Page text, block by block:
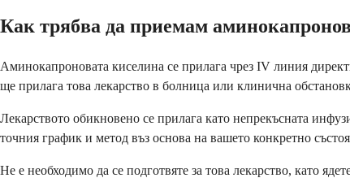
Как трябва да приемам
Аминокапроновата киселина се прилага чрез IV линия
ще прилага това лекарство в болница или клинична
Лекарството обикновено се прилага като непрекъсната
точния график и метод въз основа на вашето конкретно
Не е необходимо да се подготвяте за това лекарство, като